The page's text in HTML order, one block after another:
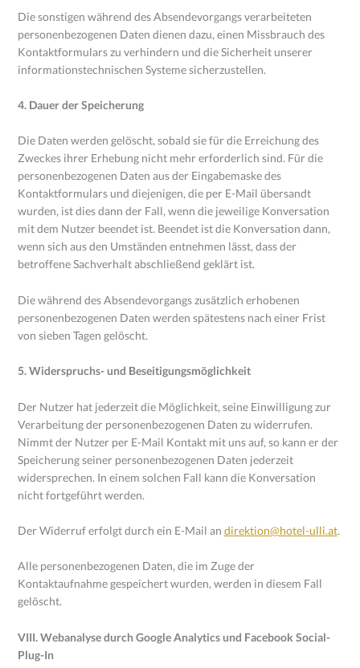
Die sonstigen während des Absendevorgangs verarbeiteten
personenbezogenen Daten dienen dazu, einen Missbrauch des
Kontaktformulars zu verhindern und die Sicherheit unserer
informationstechnischen Systeme sicherzustellen.
4. Dauer der Speicherung
Die Daten werden gelöscht, sobald sie für die Erreichung des
Zweckes ihrer Erhebung nicht mehr erforderlich sind. Für die
personenbezogenen Daten aus der Eingabemaske des
Kontaktformulars und diejenigen, die per E-Mail übersandt
wurden, ist dies dann der Fall, wenn die jeweilige Konversation
mit dem Nutzer beendet ist. Beendet ist die Konversation dann,
wenn sich aus den Umständen entnehmen lässt, dass der
betroffene Sachverhalt abschließend geklärt ist.
Die während des Absendevorgangs zusätzlich erhobenen
personenbezogenen Daten werden spätestens nach einer Frist
von sieben Tagen gelöscht.
5. Widerspruchs- und Beseitigungsmöglichkeit
Der Nutzer hat jederzeit die Möglichkeit, seine Einwilligung zur
Verarbeitung der personenbezogenen Daten zu widerrufen.
Nimmt der Nutzer per E-Mail Kontakt mit uns auf, so kann er der
Speicherung seiner personenbezogenen Daten jederzeit
widersprechen. In einem solchen Fall kann die Konversation
nicht fortgeführt werden.
Der Widerruf erfolgt durch ein E-Mail an direktion@hotel-ulli.at.
Alle personenbezogenen Daten, die im Zuge der
Kontaktaufnahme gespeichert wurden, werden in diesem Fall
gelöscht.
VIII. Webanalyse durch Google Analytics und Facebook Social-
Plug-In